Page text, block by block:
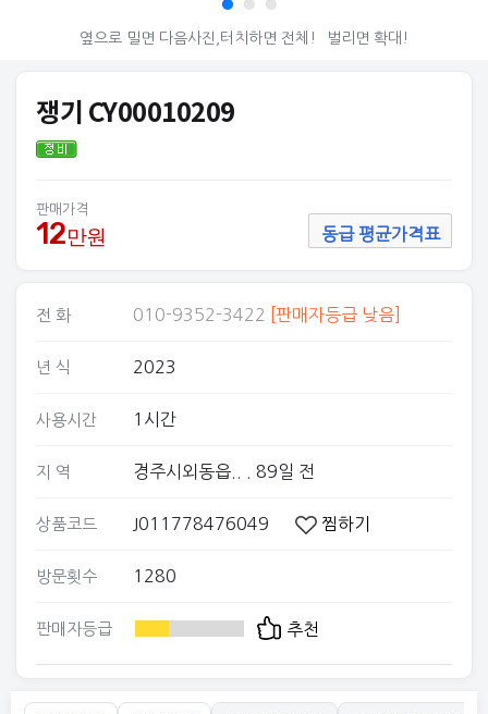
옆으로 밀면 다음사진,터치하면 전체! 벌리면 확대!
쟁기 CY00010209
판매가격
12만원 동급 평균가격표
전 화 010-9352-3422 [판매자등급 낮음]
년 식 2023
사용시간 1시간
지 역 경주시외동읍.. . 89일 전
상품코드 J011778476049 찜하기
방문횟수 1280
판매자등급 추천